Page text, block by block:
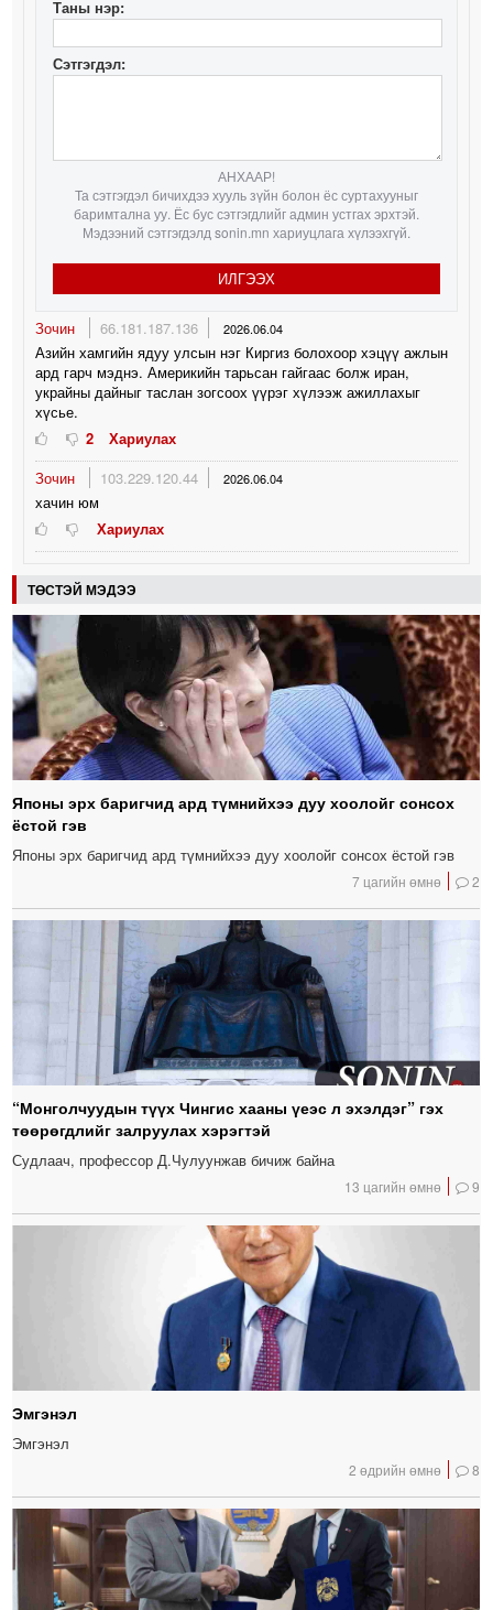
Таны нэр:
Сэтгэгдэл:
АНХААР!
Та сэтгэгдэл бичихдээ хууль зүйн болон ёс суртахууныг
баримтална уу. Ёс бус сэтгэгдлийг админ устгах эрхтэй.
Мэдээний сэтгэгдэлд sonin.mn хариуцлага хүлээхгүй.
ИЛГЭЭХ
Зочин 66.181.187.136 2026.06.04
Азийн хамгийн ядуу улсын нэг Киргиз болохоор хэцүү ажлын
ард гарч мэднэ. Америкийн тарьсан гайгаас болж иран,
украйны дайныг таслан зогсоох үүрэг хүлээж ажиллахыг
хүсье.
2
Хариулах
Зочин
103.229.120.44 2026.06.04
хачин юм
Хариулах
ТӨСТЭЙ МЭДЭЭ
Японы эрх баригчид ард түмнийхээ дуу хоолойг сонсох
ёстой гэв
Японы эрх баригчид ард түмнийхээ дуу хоолойг сонсох ёстой гэв
7 цагийн өмнө 2
“Монголчуудын түүх Чингис хааны үеэс л эхэлдэг” гэх
төөрөгдлийг залруулах хэрэгтэй
Судлаач, профессор Д.Чулуунжав бичиж байна
13 цагийн өмнө 9
Эмгэнэл
Эмгэнэл
2 өдрийн өмнө 8